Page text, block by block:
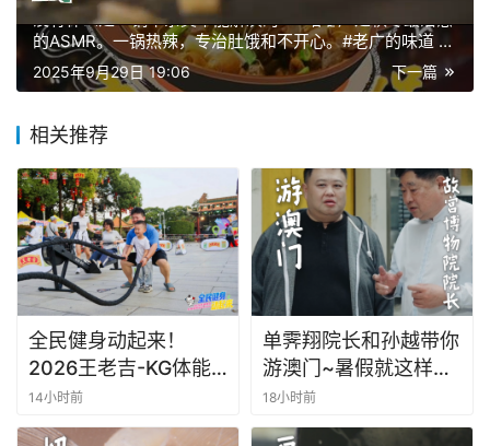
没有什么是一锅牛杂煲不能解决的……咕嘟声是秋冬最治愈
的ASMR。一锅热辣，专治肚饿和不开心。#老广的味道 #
粤来粤好百千万 #广州美食
下一篇
2025年9月29日 19:06
相关推荐
全民健身动起来！
2026王老吉-KG体能
挑战赛燃爆顺峰山
14小时前
单霁翔院长和孙越带你
游澳门~暑假就这样
玩！#老广的味道 #故
宫 #澳门旅游攻略 #
18小时前